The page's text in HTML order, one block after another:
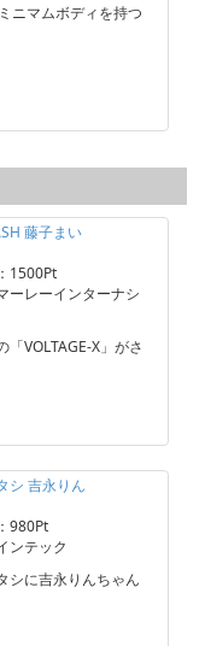
ニマムボディを持つ
藤子まい
1500Pt
ーレーインターナシ
「VOLTAGE-X」がさ
シ 吉永りん
980Pt
ンテック
シに吉永りんちゃん